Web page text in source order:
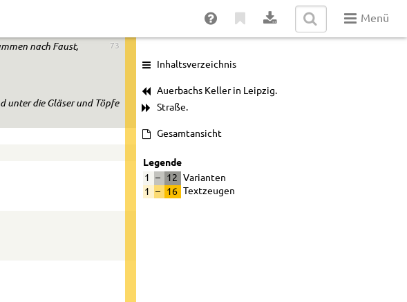
Menü
73
nach Faust,
unter die Gläser und Töpfe
Inhaltsverzeichnis
Auerbachs Keller in Leipzig.
Straße.
Gesamtansicht
Legende
1 – 12
Varianten
1
– 16 Textzeugen